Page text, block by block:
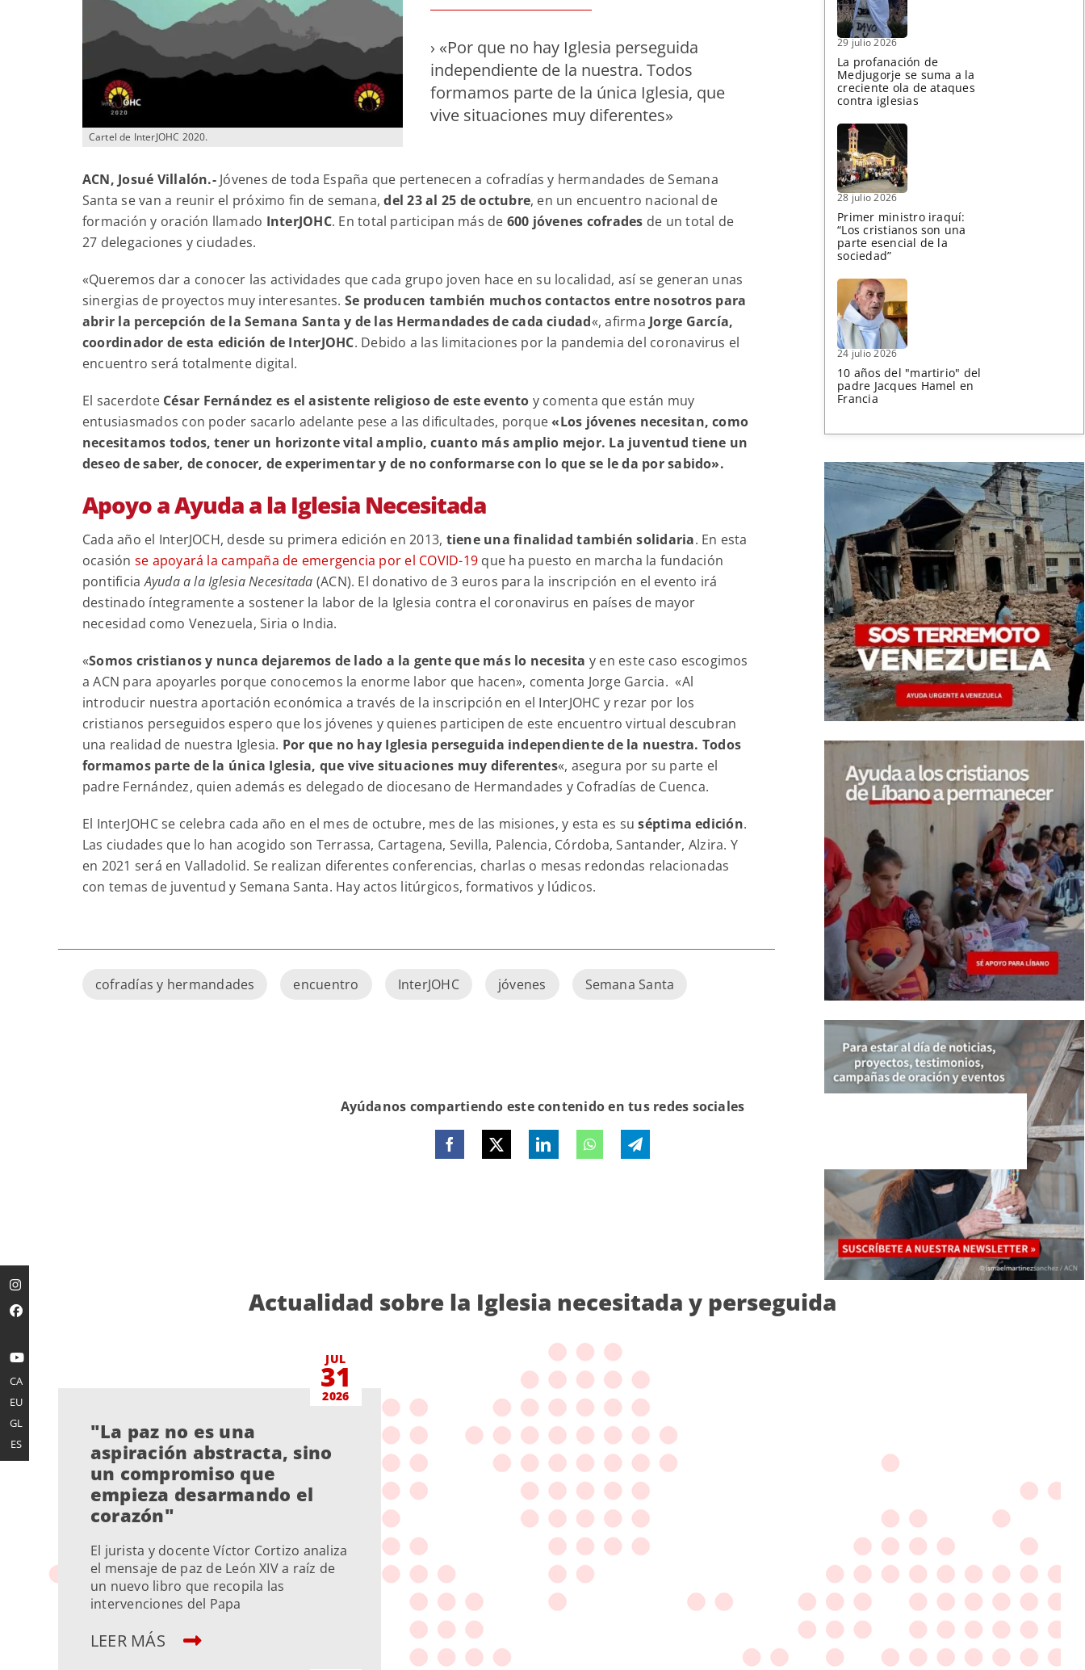
Cartel de InterJOHC 2020.
› «Por que no hay Iglesia perseguida
independiente de la nuestra. Todos
formamos parte de la única Iglesia, que
vive situaciones muy diferentes»
ACN, Josué Villalón.-Jóvenes de toda España que pertenecen a cofradías y hermandades de Semana
Santa se van a reunir el próximo fin de semana,del 23 al 25 de octubre, en un encuentro nacional de
formación y oración llamado InterJOHC. En total participan más de 600 jóvenes cofrades de un total de
27 delegaciones y ciudades.
«Queremos dar a conocer las actividades que cada grupo joven hace en su localidad, así se generan unas
sinergias de proyectos muy interesantes. Se producen también muchos contactos entre nosotros para
abrir la percepción de la Semana Santa y de las Hermandades de cada ciudad«, afirma Jorge García,
coordinador de esta edición de InterJOHC. Debido a las limitaciones por la pandemia del coronavirus el
encuentro será totalmente digital.
El sacerdoteCésar Fernández es el asistente religioso de este evento y comenta que están muy
entusiasmados con poder sacarlo adelante pese a las dificultades, porque«Los jóvenes necesitan, como
necesitamos todos, tener un horizonte vital amplio, cuanto más amplio mejor. La juventud tiene un
deseo de saber, de conocer, de experimentar y de no conformarse con lo que se le da por sabido».
Apoyo a Ayuda a la Iglesia Necesitada
Cada año el InterJOCH, desde su primera edición en 2013, tiene una finalidad también solidaria. En esta
ocasión se apoyará la campaña de emergencia por el COVID-19 que ha puesto en marcha la fundación
pontificiaAyuda a la Iglesia Necesitada (ACN). El donativo de 3 euros para la inscripción en el evento irá
destinado íntegramente a sostener la labor de la Iglesia contra el coronavirus en países de mayor
necesidad como Venezuela, Siria o India.
«Somos cristianos y nunca dejaremos de lado a la gente que más lo necesita y en este caso escogimos
a ACN para apoyarles porque conocemos la enorme labor que hacen», comenta Jorge Garcia. «Al
introducir nuestra aportación económica a través de la inscripción en el InterJOHC y rezar por los
cristianos perseguidos espero que los jóvenes y quienes participen de este encuentro virtual descubran
una realidad de nuestra Iglesia. Por que no hay Iglesia perseguida independiente de la nuestra. Todos
formamos parte de la única Iglesia, que vive situaciones muy diferentes«, asegura por su parte el
padre Fernández, quien además es delegado de diocesano de Hermandades y Cofradías de Cuenca.
El InterJOHC se celebra cada año en el mes de octubre, mes de las misiones, y esta es su séptima edición.
Las ciudades que lo han acogido son Terrassa, Cartagena, Sevilla, Palencia, Córdoba, Santander, Alzira. Y
en 2021 será en Valladolid. Se realizan diferentes conferencias, charlas o mesas redondas relacionadas
con temas de juventud y Semana Santa. Hay actos litúrgicos, formativos y lúdicos.
cofradías y hermandades encuentro InterJOHC jóvenes Semana Santa
29 julio 2026
La profanación de
Medjugorje se suma a la
creciente ola de ataques
contra iglesias
28 julio 2026
Primer ministro iraquí:
“Los cristianos son una
parte esencial de la
sociedad”
24 julio 2026
10 años del "martirio" del
padre Jacques Hamel en
Francia
Ayúdanos compartiendo este contenido en tus redes sociales
Actualidad sobre la Iglesia necesitada y perseguida
JUL
31
2026
"La paz no es una
aspiración abstracta, sino
un compromiso que
empieza desarmando el
corazón"
El jurista y docente Víctor Cortizo analiza
el mensaje de paz de León XIV a raíz de
un nuevo libro que recopila las
intervenciones del Papa
LEER MÁS
CA
EU
GL
ES